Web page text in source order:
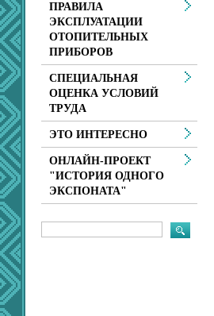
ПРАВИЛА
ЭКСПЛУАТАЦИИ
ОТОПИТЕЛЬНЫХ
ПРИБОРОВ
СПЕЦИАЛЬНАЯ
ОЦЕНКА УСЛОВИЙ
ТРУДА
ЭТО ИНТЕРЕСНО
ОНЛАЙН-ПРОЕКТ
"ИСТОРИЯ ОДНОГО
ЭКСПОНАТА"